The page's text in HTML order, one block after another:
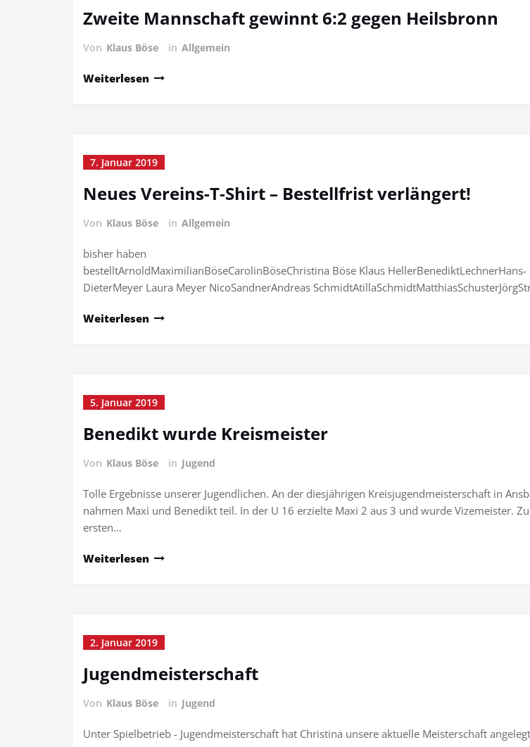
Zweite Mannschaft gewinnt 6:2 gegen Heilsbronn
Von Klaus Böse in Allgemein
Weiterlesen
7. Januar 2019
Neues Vereins-T-Shirt – Bestellfrist verlängert!
Von Klaus Böse in Allgemein
bisher haben
bestelltArnoldMaximilianBöseCarolinBöseChristina Böse Klaus HellerBenediktLechnerHans-
DieterMeyer Laura Meyer NicoSandnerAndreas
Weiterlesen
5. Januar 2019
Benedikt wurde Kreismeister
Von Klaus Böse in Jugend
Tolle Ergebnisse unserer Jugendlichen. An der diesjährigen Kreisjugendmeisterschaft in
nahmen Maxi und Benedikt teil. In der U 16 erzielte Maxi 2 aus 3 und wurde Vizemeister.
ersten…
Weiterlesen
2. Januar 2019
Jugendmeisterschaft
Von Klaus Böse in Jugend
Unter Spielbetrieb - Jugendmeisterschaft hat Christina unsere aktuelle Meisterschaft